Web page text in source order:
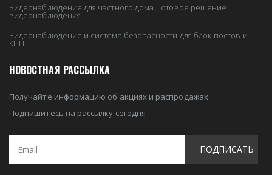
Видеонаблюдение для частного дома. Готовое решение
видеонаблюдения.
Видеонаблюдение и система безопасности для блок-постов и
КПП
НОВОСТНАЯ РАССЫЛКА
Получайте информацию об акциях и распродажах
Подпишитесь на рассылку сегодня
ПОДПИСАТЬ